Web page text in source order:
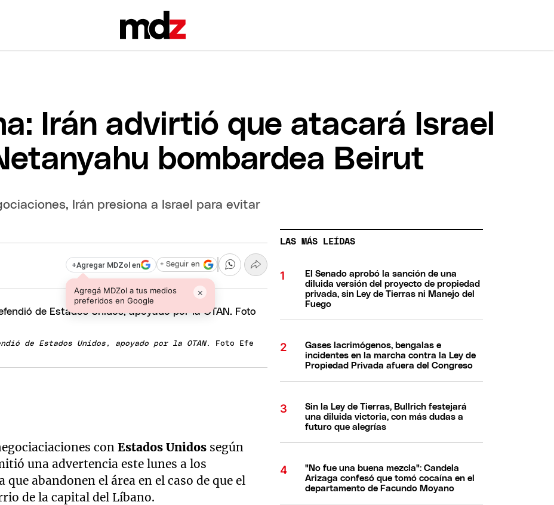
Irán advirtió que atacará Israel
bombardea Beirut
Irán presiona a Israel para evitar
+Agregar MDZol en
Agregá MDZol a tus medios
preferidos en Google
×
+ Seguir en
de Estados Unidos, apoyado por la OTAN. Foto Efe
conEstados Unidos según
una advertencia este lunes a los
que abandonen el área en el caso de que el
de la capital del Líbano.
LAS MÁS LEÍDAS
El Senado aprobó la sanción de una
diluida versión del proyecto de propiedad
privada, sin Ley de Tierras ni Manejo del
Fuego
Gases lacrimógenos, bengalas e
incidentes en la marcha contra la Ley de
Propiedad Privada afuera del Congreso
Sin la Ley de Tierras, Bullrich festejará
una diluida victoria, con más dudas a
futuro que alegrías
"No fue una buena mezcla": Candela
Arizaga confesó que tomó cocaína en el
departamento de Facundo Moyano